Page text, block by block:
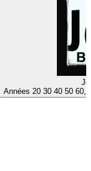
Années 20 30 40 50 60,